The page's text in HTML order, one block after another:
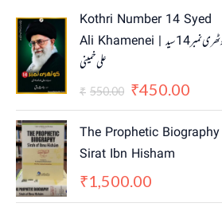
Kothri Number 14 Syed
Ali Khamenei | کوٹھری نمبر 14 سید
علی خمینی
₹ 550.00
i
i
a
p
r
i
₹450.00
u
r
c
The Prophetic Biography
Sirat Ibn Hisham
₹1,500.00